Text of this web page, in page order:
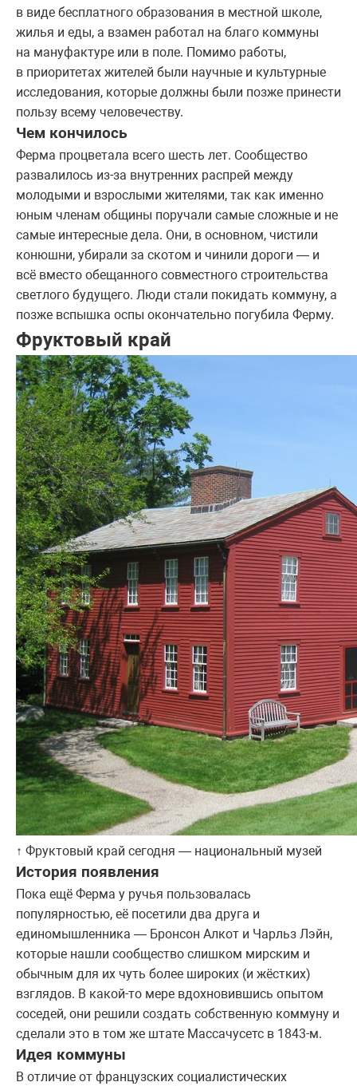
в виде бесплатного образования в местной школе,
жилья и еды, а взамен работал на благо коммуны
на мануфактуре или в поле. Помимо работы,
в приоритетах жителей были научные и культурные
исследования, которые должны были позже принести
пользу всему человечеству.
Чем кончилось
Ферма процветала всего шесть лет. Сообщество
развалилось из-за внутренних распрей между
молодыми и взрослыми жителями, так как именно
юным членам общины поручали самые сложные и не
самые интересные дела. Они, в основном, чистили
конюшни, убирали за скотом и чинили дороги — и
всё вместо обещанного совместного строительства
светлого будущего. Люди стали покидать коммуну, а
позже вспышка оспы окончательно погубила Ферму.
Фруктовый край
↑ Фруктовый край сегодня — национальный музей
История появления
Пока ещё Ферма у ручья пользовалась
популярностью, её посетили два друга и
единомышленника — Бронсон Алкот и Чарльз Лэйн,
которые нашли сообщество слишком мирским и
обычным для их чуть более широких (и жёстких)
взглядов. В какой-то мере вдохновившись опытом
соседей, они решили создать собственную коммуну и
сделали это в том же штате Массачусетс в 1843-м.
Идея коммуны
В отличие от французских социалистических